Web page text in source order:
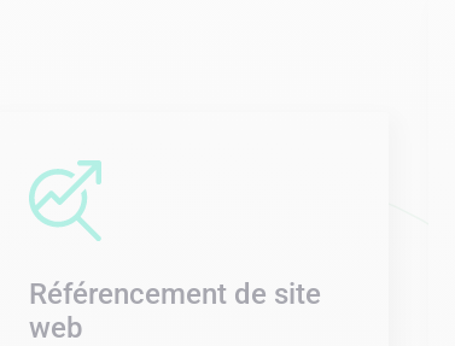
Référencement de site
web